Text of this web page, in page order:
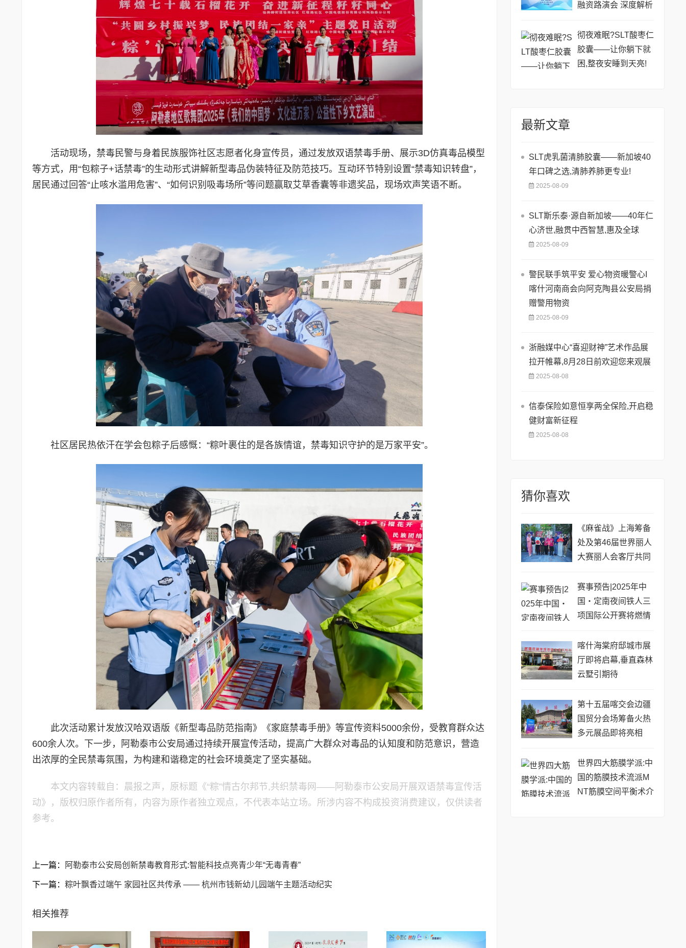
活动现场，禁毒民警与身着民族服饰社区志愿者化身宣传员，通过发放双语禁毒手册、展示3D仿真毒品模型
等方式，用“包粽子+话禁毒”的生动形式讲解新型毒品伪装特征及防范技巧。互动环节特别设置“禁毒知识转盘”，
居民通过回答“止咳水滥用危害”、“如何识别吸毒场所”等问题赢取艾草香囊等非遗奖品，现场欢声笑语不断。
社区居民热依汗在学会包粽子后感慨：“粽叶裹住的是各族情谊，禁毒知识守护的是万家平安”。
此次活动累计发放汉哈双语版《新型毒品防范指南》《家庭禁毒手册》等宣传资料5000余份，受教育群众达
600余人次。下一步，阿勒泰市公安局通过持续开展宣传活动，提高广大群众对毒品的认知度和防范意识，营造
出浓厚的全民禁毒氛围，为构建和谐稳定的社会环境奠定了坚实基础。
本文内容转载自：晨报之声，原标题《“粽”情古尔邦节,共织禁毒网——阿勒泰市公安局开展双语禁毒宣传活
动》，版权归原作者所有，内容为原作者独立观点，不代表本站立场。所涉内容不构成投资消费建议，仅供读者
参考。
上一篇： 阿勒泰市公安局创新禁毒教育形式:智能科技点亮青少年“无毒青春”
下一篇： 粽叶飘香过端午 家园社区共传承 —— 杭州市钱新幼儿园端午主题活动纪实
相关推荐
融资路演会 深度解析
级
彻夜难眠?SLT酸枣仁
胶囊——让你躺下就
困,整夜安睡到天亮!
最新文章
SLT虎乳菌清肺胶囊——新加坡40
年口碑之选,清肺养肺更专业!
2025-08-09
SLT斯乐泰·源自新加坡——40年仁
心济世,融贯中西智慧,惠及全球
2025-08-09
警民联手筑平安 爱心物资暖警心I
喀什河南商会向阿克陶县公安局捐
赠警用物资
2025-08-09
浙融媒中心“喜迎财神”艺术作品展
拉开帷幕,8月28日前欢迎您来观展
2025-08-08
信泰保险如意恒享两全保险,开启稳
健财富新征程
2025-08-08
猜你喜欢
《麻雀战》上海筹备
处及第46届世界丽人
大赛丽人会客厅共同
赛事预告|2025年中
国・定南夜间铁人三
项国际公开赛将燃情
喀什海棠府邸城市展
厅即将启幕,垂直森林
云墅引期待
第十五届喀交会边疆
国贸分会场筹备火热
多元展品即将亮相
世界四大筋膜学派:中
国的筋膜技术流派M
NT筋膜空间平衡术介